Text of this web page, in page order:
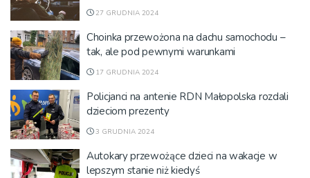
27 GRUDNIA 2024
Choinka przewożona na dachu samochodu –
tak, ale pod pewnymi warunkami
17 GRUDNIA 2024
Policjanci na antenie RDN Małopolska rozdali
dzieciom prezenty
3 GRUDNIA 2024
Autokary przewożące dzieci na wakacje w
lepszym stanie niż kiedyś